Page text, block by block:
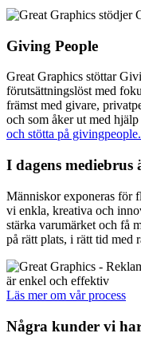
Giving People
Great Graphics stöttar
förutsättningslöst med
främst med givare,
och som åker ut med
och stötta på
I dagens mediebrus
Människor exponeras för
vi enkla, kreativa och
stärka varumärket och få
på rätt plats, i rätt tid med
Läs mer om vår process
Några kunder vi